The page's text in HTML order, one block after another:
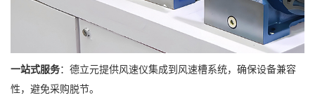
一站式服务：德立元提供风速仪集成到风速槽系统，确保设备兼容
性，避免采购脱节。